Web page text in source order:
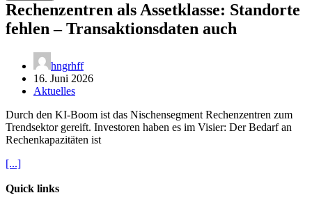
Rechenzentren als Assetklasse: Standorte
fehlen – Transaktionsdaten auch
hngrhff
16. Juni 2026
Aktuelles
Durch den KI-Boom ist das Nischensegment Rechenzentren zum
Trendsektor gereift. Investoren haben es im Visier: Der Bedarf an
Rechenkapazitäten ist
[...]
Quick links